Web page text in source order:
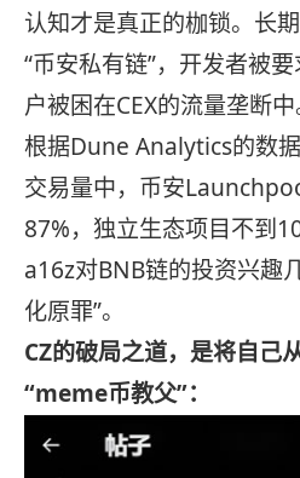
认知才是真正的枷锁。长
“币安私有链”，开发者被
户被困在CEX的流量垄断中
根据Dune Analytics的数
交易量中，币安
87%，独立生态项目不到
a16z对BNB链的投资兴趣
化原罪”。
CZ的破局之道，是将自己
“meme币教父”：